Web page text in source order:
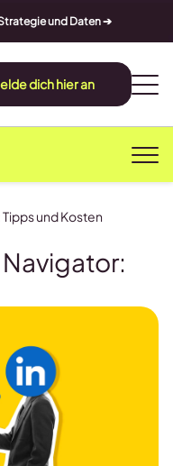
und Daten ➔
dich hier an
und Kosten